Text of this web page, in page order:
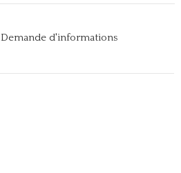
Demande d'informations